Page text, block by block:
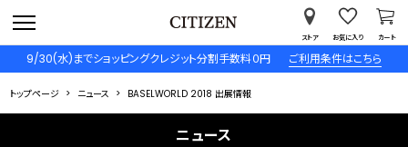
9/30(水)までショッピングクレジット分割手数料０円 ご利用条件はこちら
ストア お気に入り カート
トップページ ニュース BASELWORLD 2018 出展情報
ニュース